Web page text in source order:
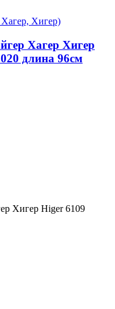
Хагер, Хигер)
Хагер Хигер
длина 96см
Хигер Higer 6109